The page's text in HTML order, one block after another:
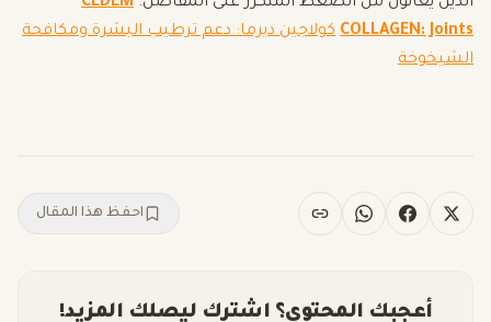
COLLAGEN: Joints كولاجين ديرما: دعم ترطيب البشرة ومكافحة
الشيخوخة
احفظ هذا المقال
أعجبك المحتوى؟ اشترك ليصلك المزيد!